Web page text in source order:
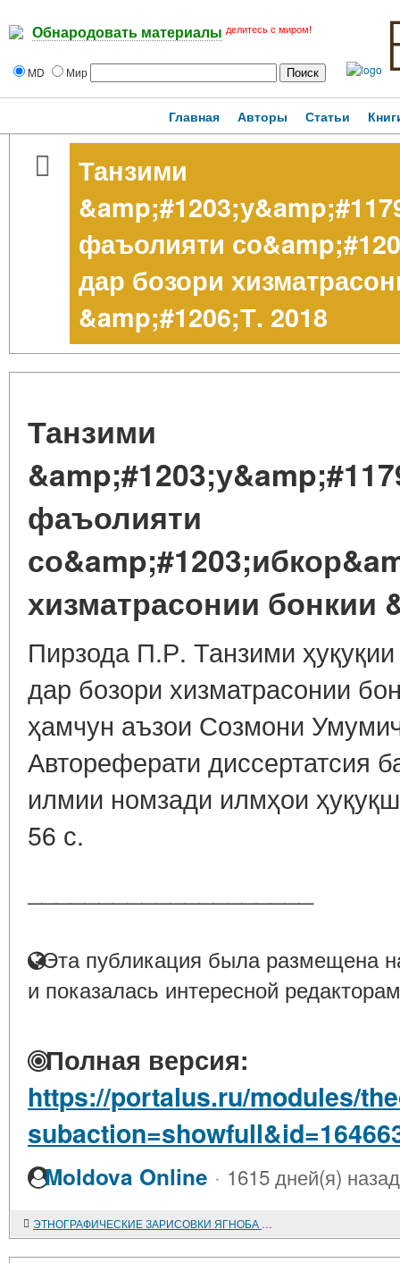
Обнародовать материалы делитесь с миром!
MD Мир
Главная Авторы Статьи
Танзими
фаъолияти
дар бозори
&amp;#1206;Т. 2018
Танзими
фаъолияти
хизматрасонии бонкии
Пирзода П.Р. Танзими
дар бозори хизматрасонии
ҳамчун аъзои Созмони
Автореферати диссертатсия
илмии номзади илмҳои
56 с.
Эта публикация была размещена
и показалась интересной
Полная версия:
https://portalus.ru/modules/
Moldova Online · 1615 дней(я) назад
ЭТНОГРАФИЧЕСКИЕ ЗАРИСОВКИ ЯГНОБА В ПОВЕСТИ Гр. ДЖУРАБАЕВА (АНДРЕЕВА) "ЛЕДЯНАЯ ДОЛИНА"